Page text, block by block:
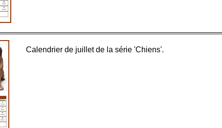
Calendrier de juillet de la série 'Chiens'.